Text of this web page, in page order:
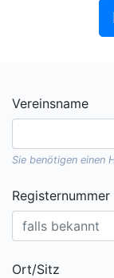
Vereinsname
Sie benötigen einen
Registernummer
Ort/Sitz